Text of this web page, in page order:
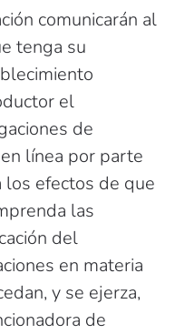
comunicarán al
tenga su
el
de
línea por parte
efectos de que
las
del
en materia
y se ejerza,
de